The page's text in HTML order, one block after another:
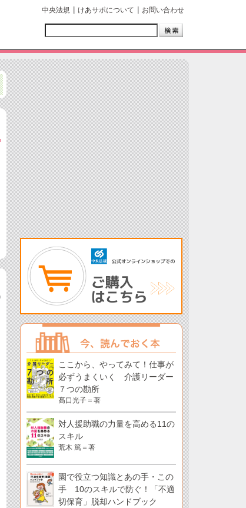
中央法規 けあサポについて お問い合わせ
ここから、やってみて！仕事が
必ずうまくいく 介護リーダー
７つの勘所
髙口光子＝著
対人援助職の力量を高める11の
スキル
荒木 篤＝著
園で役立つ知識とあの手・この
手 10のスキルで防ぐ！「不適
切保育」脱却ハンドブック